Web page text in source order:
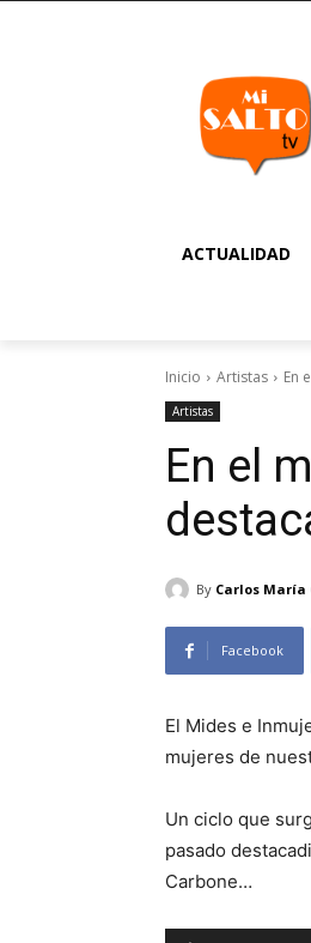
ACTUALIDAD
Inicio Artistas En
Artistas
En el
By Carlos
Facebook
El Mides e
mujeres de
Un ciclo que
pasado
Carbone…